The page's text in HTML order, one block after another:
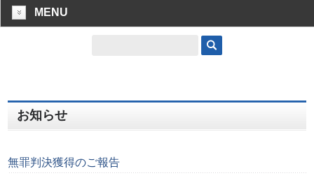
MENU
お知らせ
無罪判決獲得のご報告